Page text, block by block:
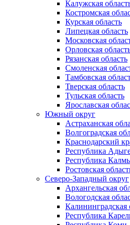
Калужская
Костромская
Курская область
Липецкая область
Московская
Орловская
Рязанская область
Смоленская
Тамбовская
Тверская область
Тульская область
Ярославская
Южный округ
Астраханская
Волгоградская
Краснодарский
Республика
Республика
Ростовская
Северо-Западный округ
Архангельская
Вологодская
Калининградская
Республика